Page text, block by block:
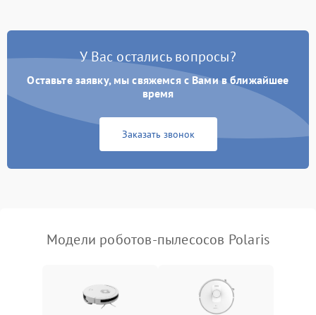
У Вас остались вопросы?
Оставьте заявку, мы свяжемся с Вами в ближайшее
время
Заказать звонок
Модели роботов-пылесосов Polaris